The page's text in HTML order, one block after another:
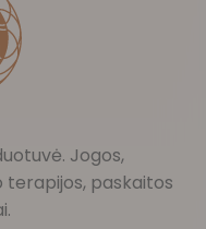
Jogos,
terapijos, paskaitos